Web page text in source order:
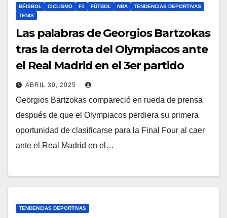
BÉISBOL CICLISMO F1 FÚTBOL NBA
TENDENCIAS DEPORTIVAS
TENIS
Las palabras de Georgios Bartzokas
tras la derrota del Olympiacos ante
el Real Madrid en el 3er partido
ABRIL 30, 2025
Georgios Bartzokas compareció en rueda de prensa
después de que el Olympiacos perdiera su primera
oportunidad de clasificarse para la Final Four al caer
ante el Real Madrid en el…
TENDENCIAS DEPORTIVAS